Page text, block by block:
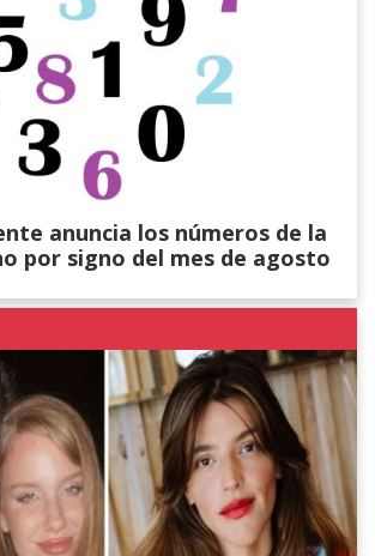
anuncia los números de la
por signo del mes de agosto